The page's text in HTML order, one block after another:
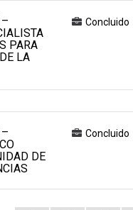
PARA
LA
Concluido
DE
Concluido